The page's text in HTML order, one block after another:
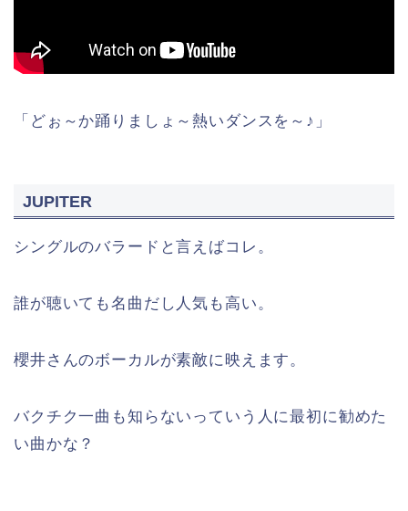
「どぉ～か踊りましょ～熱いダンスを～♪」
JUPITER
シングルのバラードと言えばコレ。
誰が聴いても名曲だし人気も高い。
櫻井さんのボーカルが素敵に映えます。
バクチク一曲も知らないっていう人に最初に勧めた
い曲かな？